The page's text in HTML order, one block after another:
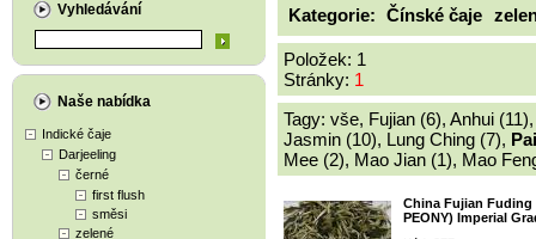
Vyhledávání
Naše nabídka
Indické čaje
Darjeeling
černé
first flush
směsi
zelené
Kategorie: Čínské čaje
Položek: 1
Stránky: 1
Tagy: vše, Fujian (6), Anhui (11)
Jasmin (10), Lung Ching (7),
Mee (2), Mao Jian (1), Mao
China Fujian Fuding
PEONY) Imperial